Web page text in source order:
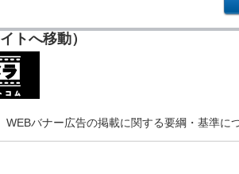
トへ移動）
WEBバナー広告の掲載に関する要綱・基準に